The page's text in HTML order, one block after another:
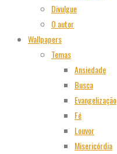
Divulgue
O autor
Wallpapers
Temas
Ansiedade
Busca
Evangelização
Fé
Louvor
Misericórdia